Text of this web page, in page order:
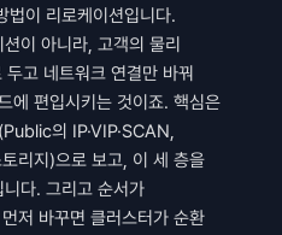
법이 리로케이션입니다.
이 아니라, 고객의 물리
고 네트워크 연결만 바꿔
편입시키는 것이죠. 핵심은
의 IP·VIP·SCAN,
리지)으로 보고, 이 세 층을
다. 그리고 순서가
저 바꾸면 클러스터가 순환